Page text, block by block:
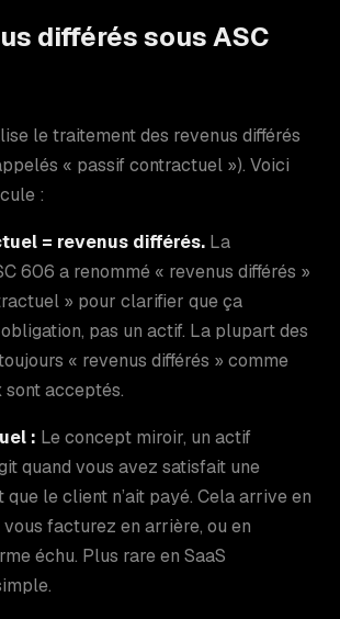
différés sous ASC
le traitement des revenus différés
« passif contractuel »). Voici
:
= revenus différés. La
606 a renommé « revenus différés »
» pour clarifier que ça
pas un actif. La plupart des
« revenus différés » comme
acceptés.
: Le concept miroir, un actif
quand vous avez satisfait une
le client n’ait payé. Cela arrive en
facturez en arrière, ou en
échu. Plus rare en SaaS